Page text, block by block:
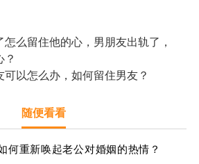
么留住他的心，男朋友出轨了，
以怎么办，如何留住男友？
随便看看
何重新唤起老公对婚姻的热情？